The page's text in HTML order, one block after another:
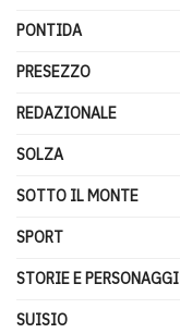
PONTIDA
PRESEZZO
REDAZIONALE
SOLZA
SOTTO IL MONTE
SPORT
STORIE E PERSONAGGI
SUISIO